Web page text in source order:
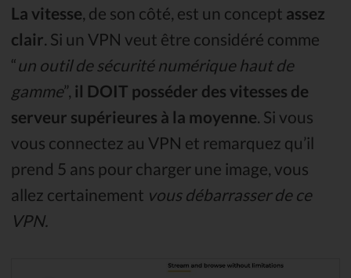
La vitesse, de son côté, est un concept assez
clair. Si un VPN veut être considéré comme
“un outil de sécurité numérique haut de
gamme”, il DOIT posséder des vitesses de
serveur supérieures à la moyenne. Si vous
vous connectez au VPN et remarquez qu’il
prend 5 ans pour charger une image, vous
allez certainement vous débarrasser de ce
VPN.